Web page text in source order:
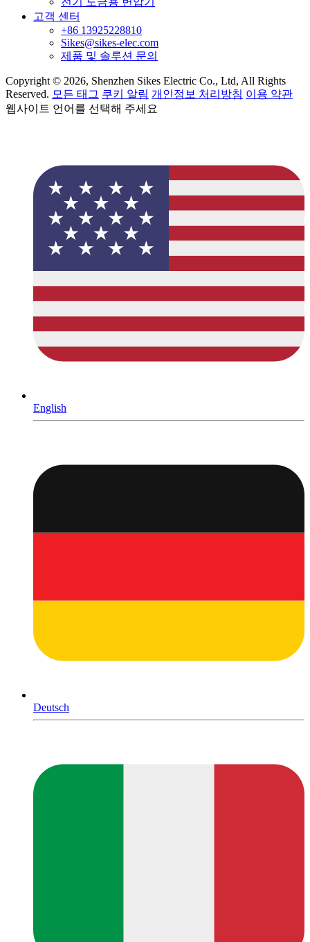
고객 센터
+86 13925228810
Sikes@sikes-elec.com
제품 및 솔루션 문의
Copyright © 2026, Shenzhen Sikes Electric Co., Ltd, All Rights
Reserved. 모든 태그 쿠키 알림 개인정보 처리방침 이용 약관
웹사이트 언어를 선택해 주세요
English
Deutsch